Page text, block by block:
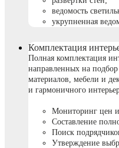
ведомость
укрупненная
Комплектация
Полная комплектация
направленных на
материалов, мебели и
и гармоничного
Мониторинг цен
Составление
Поиск
Утверждение